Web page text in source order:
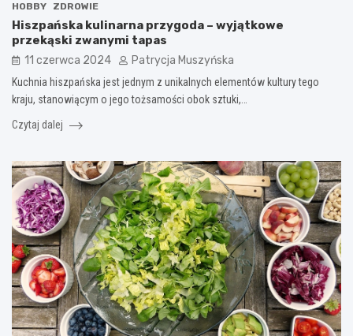
HOBBY ZDROWIE
Hiszpańska kulinarna przygoda – wyjątkowe
przekąski zwanymi tapas
11 czerwca 2024 Patrycja Muszyńska
Kuchnia hiszpańska jest jednym z unikalnych elementów kultury tego
kraju, stanowiącym o jego tożsamości obok sztuki,…
Czytaj dalej